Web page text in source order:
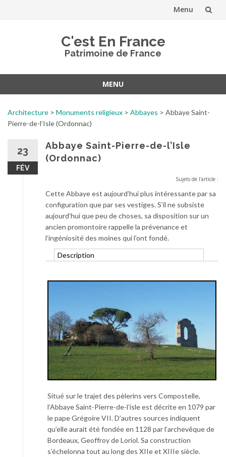
Menu
C'est En France
Patrimoine de France
MENU
contenu
Architecture > Monuments religieux > Abbayes > Abbaye Saint-
Pierre-de-l’Isle (Ordonnac)
23
FÉV
Abbaye Saint-Pierre-de-l’Isle
(Ordonnac)
Sujets de l'article :
Cette Abbaye est aujourd’hui plus intéressante par sa
configuration que par ses vestiges. S’il ne subsiste
aujourd’hui que peu de choses, sa disposition sur un
ancien promontoire rappelle la prévenance et
l’ingéniosité des moines qui l’ont fondé.
Description
Situé sur le trajet des pèlerins vers Compostelle,
l’Abbaye Saint-Pierre-de-l’isle est décrite en 1079 par
le pape Grégoire VII. D’autres sources indiquent
qu’elle aurait été fondée en 1128 par l’archevêque de
Bordeaux, Geoffroy de Loriol. Sa construction
s’échelonna tout au long des XIIe et XIIIe siècle.